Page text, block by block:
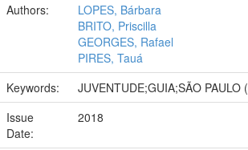
Authors:
LOPES, Bárbara
BRITO, Priscilla
GEORGES, Rafael
PIRES, Tauá
Keywords:
JUVENTUDE;GUIA;SÃO PAULO
Issue
Date:
2018